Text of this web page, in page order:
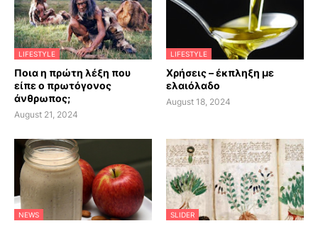
LIFESTYLE
Ποια η πρώτη λέξη που
είπε ο πρωτόγονος
άνθρωπος;
August 21, 2024
LIFESTYLE
Χρήσεις – έκπληξη με
ελαιόλαδο
August 18, 2024
NEWS SLIDER